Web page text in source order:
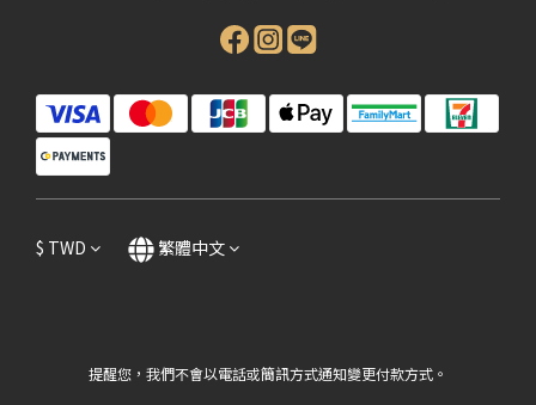
$ TWD 繁體中文
提醒您，我們不會以電話或簡訊方式通知變更付款方式。